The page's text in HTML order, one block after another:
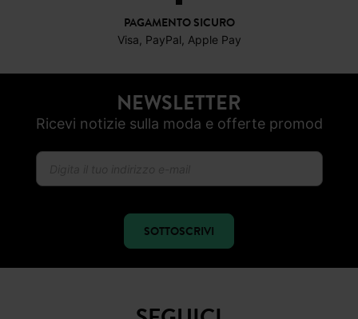
PAGAMENTO SICURO
Visa, PayPal, Apple Pay
NEWSLETTER
Ricevi notizie sulla moda e offerte promod
SOTTOSCRIVI